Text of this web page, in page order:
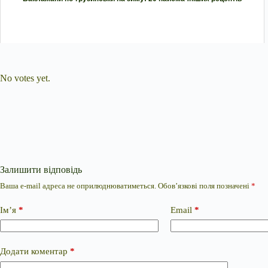
No votes yet.
Залишити відповідь
Ваша e-mail адреса не оприлюднюватиметься. Обов’язкові поля позначені *
Ім’я * Email *
Додати коментар *